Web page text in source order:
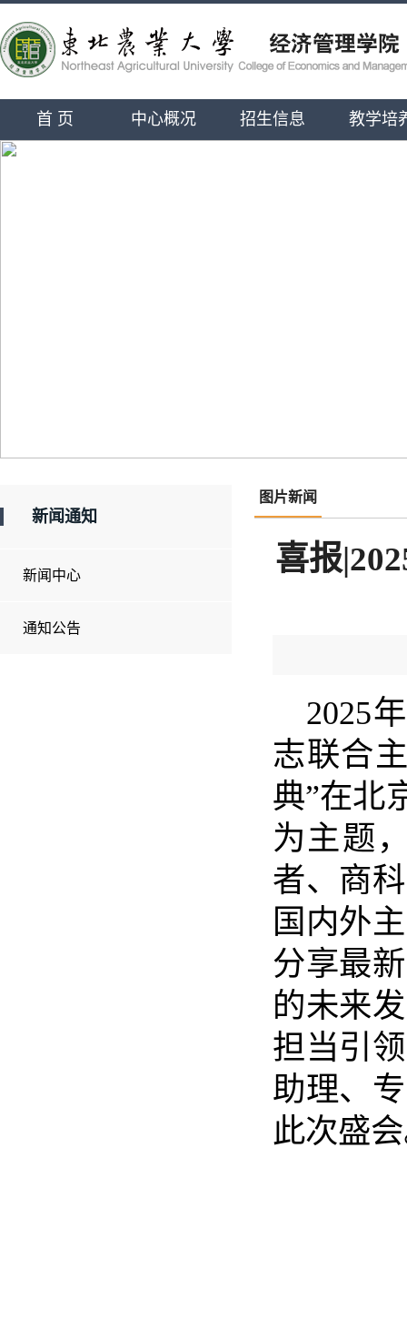
首 页 中心概况 招生信息 教学培
新闻通知
新闻中心
通知公告
图片新闻
喜报
2025
志联合
典”在北
为主题
者、商
国内外
分享最
的未来
担当引
助理、
此次盛